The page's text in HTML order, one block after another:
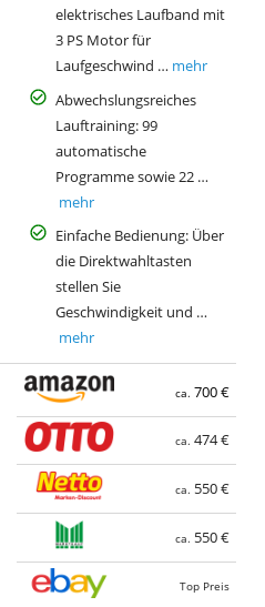
elektrisches Laufband mit
3 PS Motor für
Laufgeschwind … mehr
Abwechslungsreiches
Lauftraining: 99
automatische
Programme sowie 22 …
mehr
Einfache Bedienung: Über
die Direktwahltasten
stellen Sie
Geschwindigkeit und …
mehr
ca. 700 €
ca. 474 €
ca. 550 €
ca. 550 €
Top Preis